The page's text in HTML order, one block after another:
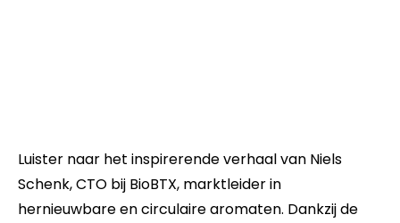
Luister naar het inspirerende verhaal van Niels
Schenk, CTO bij BioBTX, marktleider in
hernieuwbare en circulaire aromaten. Dankzij de